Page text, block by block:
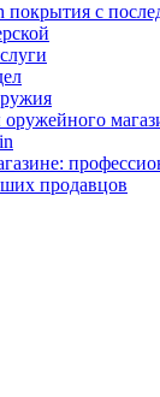
покрытия с
продавцов